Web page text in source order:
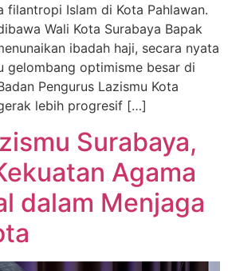
filantropi Islam di Kota Pahlawan.
Wali Kota Surabaya Bapak
ibadah haji, secara nyata
gelombang optimisme besar di
Pengurus Lazismu Kota
lebih progresif […]
Surabaya,
Agama
dalam Menjaga